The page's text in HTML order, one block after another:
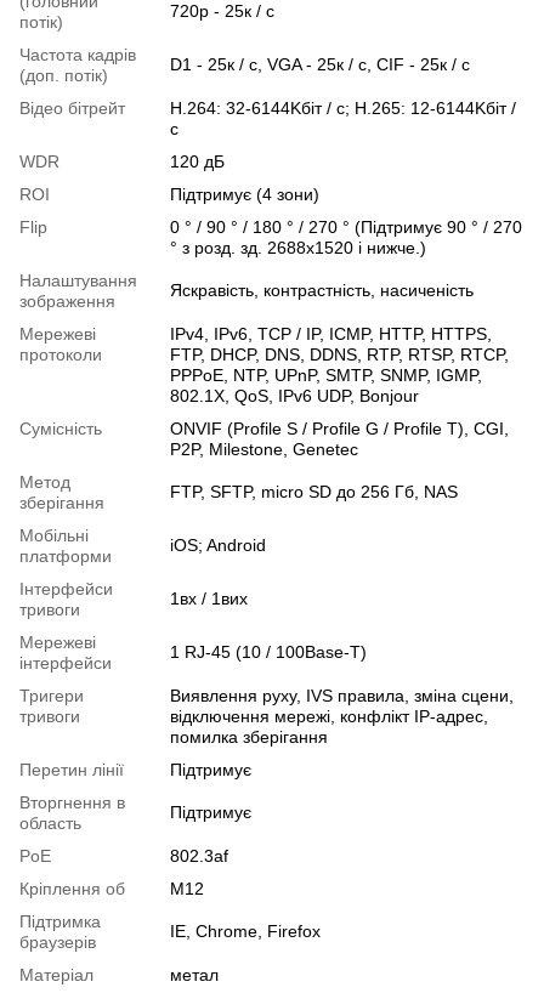
потік)
720р - 25к / с
Частота кадрів
(доп. потік)
D1 - 25к / c, VGA - 25к / с, CIF - 25к / с
Відео бітрейт
H.264: 32-6144Kбіт / с; H.265: 12-6144Kбіт /
с
WDR
120 дБ
ROI
Підтримує (4 зони)
Flip
0 ° / 90 ° / 180 ° / 270 ° (Підтримує 90 ° / 270
° з розд. зд. 2688x1520 і нижче.)
Налаштування
зображення
Яскравість, контрастність, насиченість
Мережеві
протоколи
IPv4, IPv6, TCP / IP, ICMP, HTTP, HTTPS,
FTP, DHCP, DNS, DDNS, RTP, RTSP, RTCP,
PPPoE, NTP, UPnP, SMTP, SNMP, IGMP,
802.1X, QoS, IPv6 UDP, Bonjour
Сумісність
ONVIF (Profile S / Profile G / Profile T), CGI,
P2P, Milestone, Genetec
Метод
зберігання
FTP, SFTP, micro SD до 256 Гб, NAS
Мобільні
платформи
iOS; Android
Інтерфейси
тривоги
1вх / 1вих
Мережеві
інтерфейси
1 RJ-45 (10 / 100Base-T)
Тригери
тривоги
Виявлення руху, IVS правила, зміна сцени,
відключення мережі, конфлікт IP-адрес,
помилка зберігання
Перетин лінії
Підтримує
Вторгнення в
область
Підтримує
PoE
802.3af
Кріплення об
М12
Підтримка
браузерів
IE, Chrome, Firefox
Матеріал
метал